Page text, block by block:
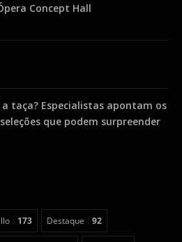
Concept Hall
taça? Especialistas apontam os
que podem surpreender
173 Destaque 92